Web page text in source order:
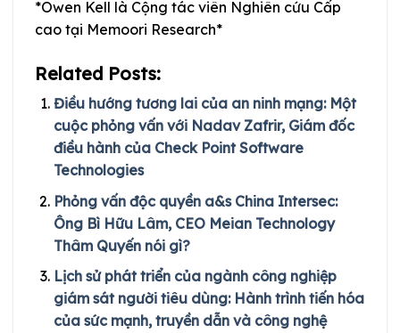
*Owen Kell là Cộng tác viên Nghiên cứu Cấp
cao tại Memoori Research*
Related Posts:
Điều hướng tương lai của an ninh mạng: Một
cuộc phỏng vấn với Nadav Zafrir, Giám đốc
điều hành của Check Point Software
Technologies
Phỏng vấn độc quyền a&s China Intersec:
Ông Bì Hữu Lâm, CEO Meian Technology
Thâm Quyến nói gì?
Lịch sử phát triển của ngành công nghiệp
giám sát người tiêu dùng: Hành trình tiến hóa
của sức mạnh, truyền dẫn và công nghệ